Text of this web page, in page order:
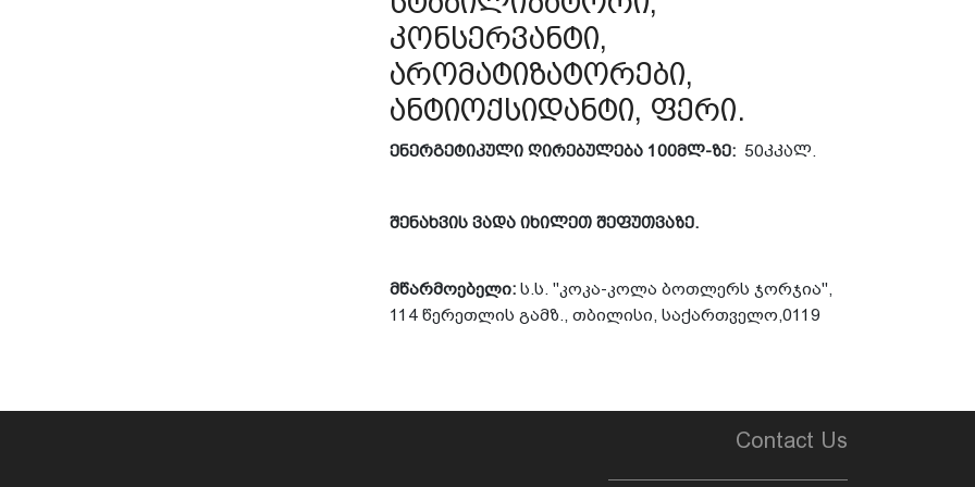
კონსერვანტი,
არომატიზატორები,
ანტიოქსიდანტი, ფერი.
ენერგეტიკული ღირებულება 100მლ-ზე: 50კკალ
შენახვის ვადა იხილეთ შეფუთვაზე.
მწარმოებელი: ს ს . "კოკა-კოლა ბოთლერს ჯორჯია",
114 წერეთლის გამზ თბილისი საქართველო ,0119
Contact Us